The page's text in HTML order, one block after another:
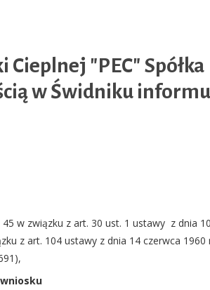
"PEC" Spółka
w Świdniku
w związku z art. 30 ust. 1 ustawy z dnia
z art. 104 ustawy z dnia 14 czerwca 1960